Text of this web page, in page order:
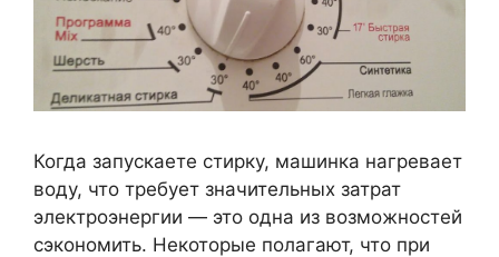
Когда запускаете стирку, машинка нагревает
воду, что требует значительных затрат
электроэнергии — это одна из возможностей
сэкономить. Некоторые полагают, что при